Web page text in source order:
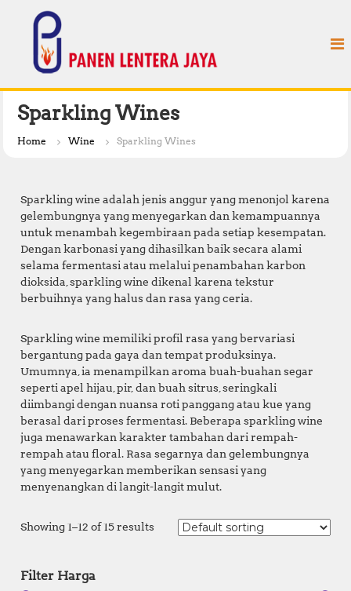
o
n
r
a
J
a
y
Sparkling Wines
Home Wine Sparkling Wines
Sparkling wine adalah jenis anggur yang menonjol karena
gelembungnya yang menyegarkan dan kemampuannya
untuk menambah kegembiraan pada setiap kesempatan.
Dengan karbonasi yang dihasilkan baik secara alami
selama fermentasi atau melalui penambahan karbon
dioksida, sparkling wine dikenal karena tekstur
berbuihnya yang halus dan rasa yang ceria.
Sparkling wine memiliki profil rasa yang bervariasi
bergantung pada gaya dan tempat produksinya.
Umumnya, ia menampilkan aroma buah-buahan segar
seperti apel hijau, pir, dan buah sitrus, seringkali
diimbangi dengan nuansa roti panggang atau kue yang
berasal dari proses fermentasi. Beberapa sparkling wine
juga menawarkan karakter tambahan dari rempah-
rempah atau floral. Rasa segarnya dan gelembungnya
yang menyegarkan memberikan sensasi yang
menyenangkan di langit-langit mulut.
Showing 1–12 of 15 results
Filter Harga